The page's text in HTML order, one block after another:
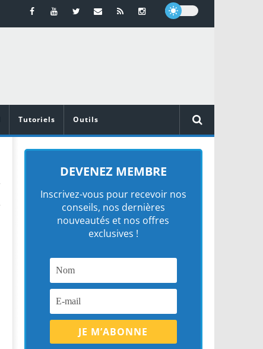
Tutoriels Outils
DEVENEZ MEMBRE
Inscrivez-vous pour recevoir nos
conseils, nos dernières
nouveautés et nos offres
exclusives !